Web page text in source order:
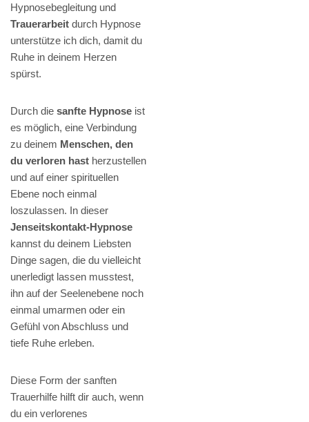
Hypnosebegleitung und
Trauerarbeit durch Hypnose
unterstütze ich dich, damit du
Ruhe in deinem Herzen
spürst.
Durch die sanfte Hypnose ist
es möglich, eine Verbindung
zu deinem Menschen, den
du verloren hast herzustellen
und auf einer spirituellen
Ebene noch einmal
loszulassen. In dieser
Jenseitskontakt-Hypnose
kannst du deinem Liebsten
Dinge sagen, die du vielleicht
unerledigt lassen musstest,
ihn auf der Seelenebene noch
einmal umarmen oder ein
Gefühl von Abschluss und
tiefe Ruhe erleben.
Diese Form der sanften
Trauerhilfe hilft dir auch, wenn
du ein verlorenes